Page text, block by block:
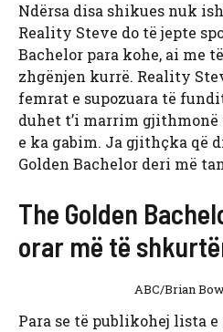
Ndërsa disa shikues nuk
Reality Steve do të jepte
Bachelor para kohe, ai me
zhgënjen kurrë. Reality
femrat e supozuara të
duhet t’i marrim
e ka gabim. Ja gjithçka që
Golden Bachelor deri më
The Golden
orar më të
ABC/Brian
Para se të publikohej lista